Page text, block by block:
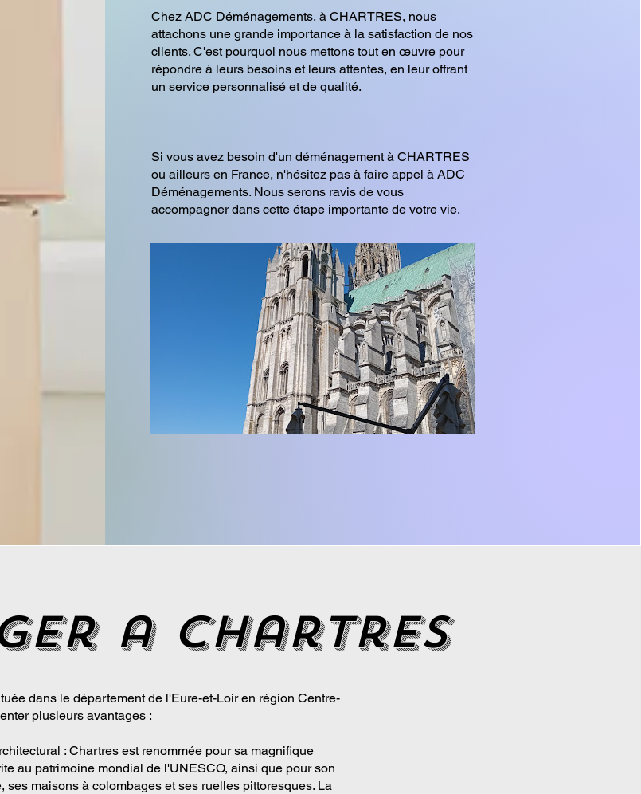
Chez ADC Déménagements, à CHARTRES, nous
attachons une grande importance à la satisfaction de nos
clients. C'est pourquoi nous mettons tout en œuvre pour
répondre à leurs besoins et leurs attentes, en leur offrant
un service personnalisé et de qualité.
Si vous avez besoin d'un déménagement à CHARTRES
ou ailleurs en France, n'hésitez pas à faire appel à ADC
Déménagements. Nous serons ravis de vous
accompagner dans cette étape importante de votre vie.
a chartres
dans le département de l'Eure-et-Loir en région Centre-
plusieurs avantages :
: Chartres est renommée pour sa magnifique
au patrimoine mondial de l'UNESCO, ainsi que pour son
ses maisons à colombages et ses ruelles pittoresques. La